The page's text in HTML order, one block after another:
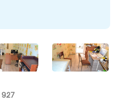
927